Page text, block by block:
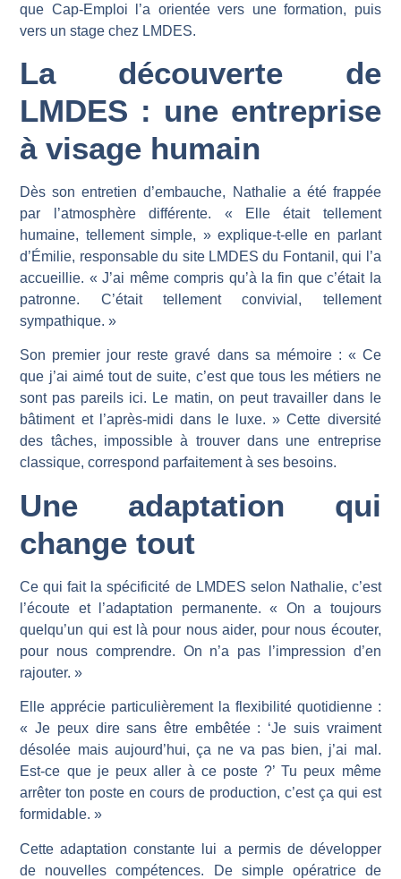
que Cap-Emploi l’a orientée vers une formation, puis
vers un stage chez LMDES.
La découverte de
LMDES : une entreprise
à visage humain
Dès son entretien d’embauche, Nathalie a été frappée
par l’atmosphère différente. « Elle était tellement
humaine, tellement simple, » explique-t-elle en parlant
d’Émilie, responsable du site LMDES du Fontanil, qui l’a
accueillie. « J’ai même compris qu’à la fin que c’était la
patronne. C’était tellement convivial, tellement
sympathique. »
Son premier jour reste gravé dans sa mémoire : « Ce
que j’ai aimé tout de suite, c’est que tous les métiers ne
sont pas pareils ici. Le matin, on peut travailler dans le
bâtiment et l’après-midi dans le luxe. » Cette diversité
des tâches, impossible à trouver dans une entreprise
classique, correspond parfaitement à ses besoins.
Une adaptation qui
change tout
Ce qui fait la spécificité de LMDES selon Nathalie, c’est
l’écoute et l’adaptation permanente. « On a toujours
quelqu’un qui est là pour nous aider, pour nous écouter,
pour nous comprendre. On n’a pas l’impression d’en
rajouter. »
Elle apprécie particulièrement la flexibilité quotidienne :
« Je peux dire sans être embêtée : ‘Je suis vraiment
désolée mais aujourd’hui, ça ne va pas bien, j’ai mal.
Est-ce que je peux aller à ce poste ?’ Tu peux même
arrêter ton poste en cours de production, c’est ça qui est
formidable. »
Cette adaptation constante lui a permis de développer
de nouvelles compétences. De simple opératrice de